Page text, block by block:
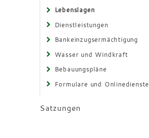
Lebenslagen
Dienstleistungen
Bankeinzugsermächtigung
Wasser und Windkraft
Bebauungspläne
Formulare und Onlinedienste
Satzungen